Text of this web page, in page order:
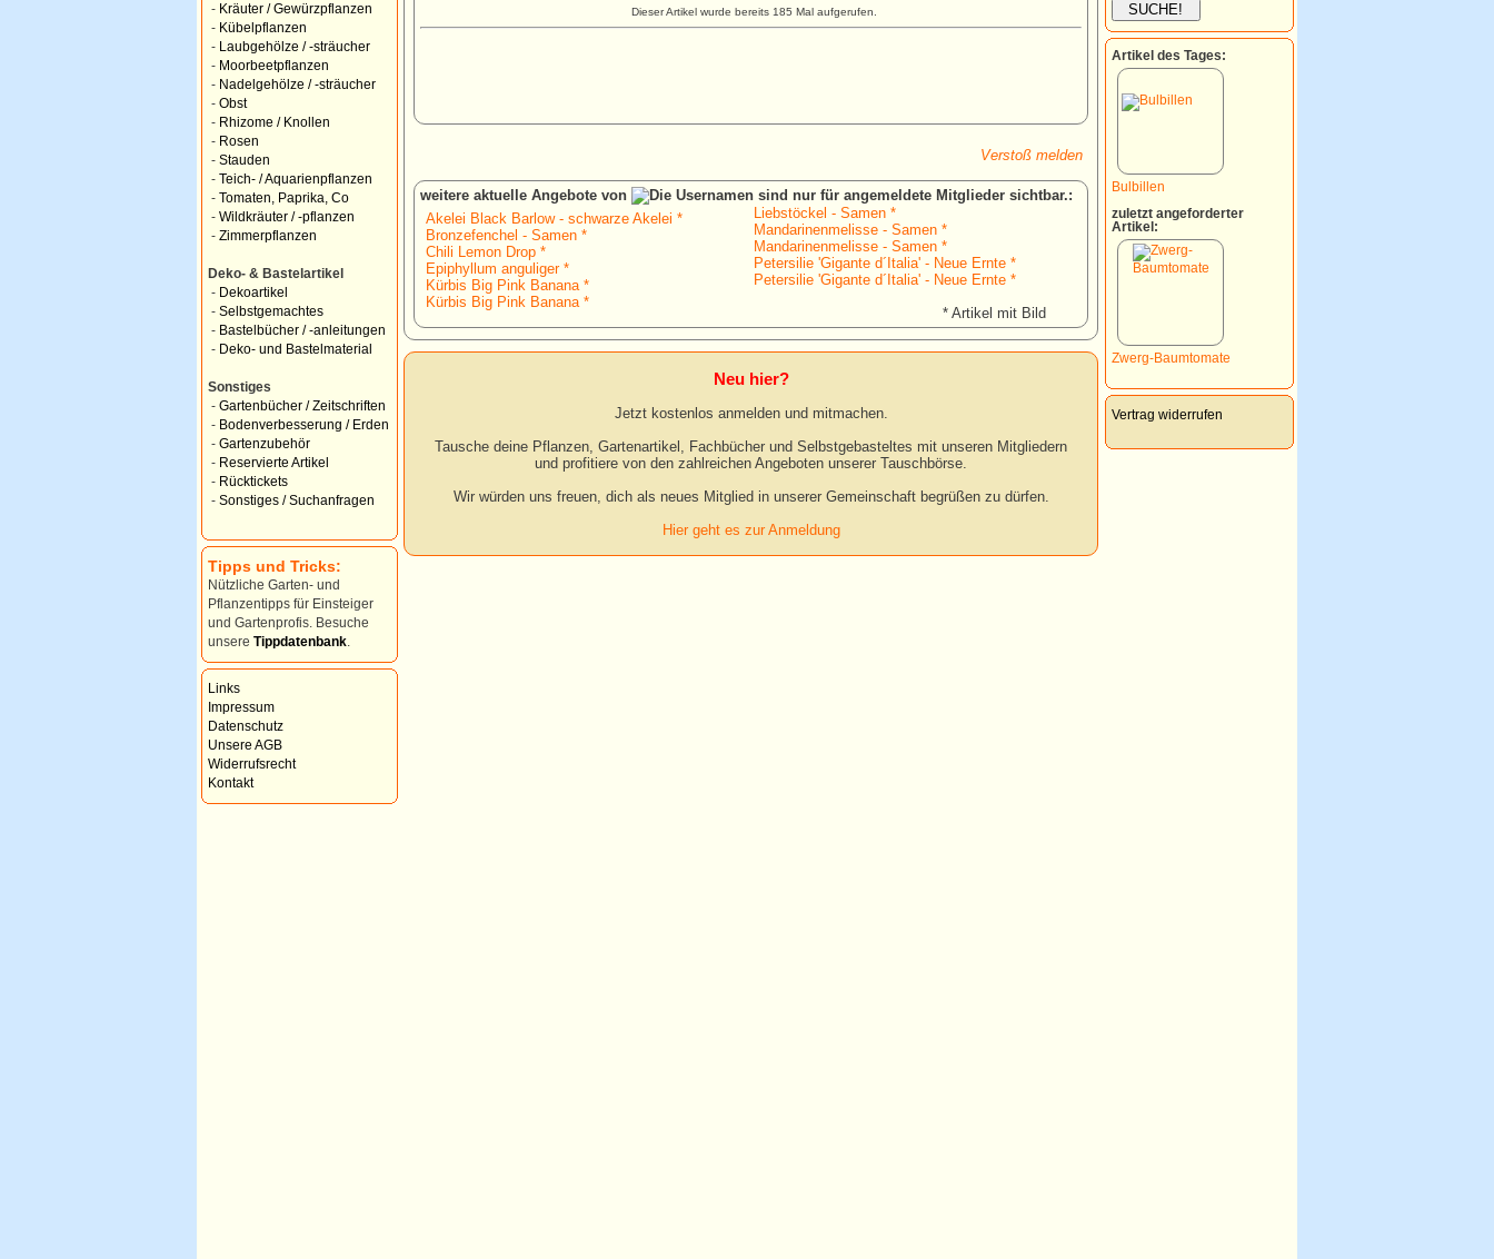
- Kräuter / Gewürzpflanzen
- Kübelpflanzen
-
Laubgehölze / -sträucher
- Moorbeetpflanzen
- Nadelgehölze / -sträucher
- Obst
- Rhizome / Knollen
- Rosen
- Stauden
- Teich- / Aquarienpflanzen
- Tomaten, Paprika, Co
- Wildkräuter / -pflanzen
- Zimmerpflanzen
Deko- & Bastelartikel
- Dekoartikel
- Selbstgemachtes
- Bastelbücher / -anleitungen
- Deko- und Bastelmaterial
Sonstiges
- Gartenbücher / Zeitschriften
- Bodenverbesserung / Erden
- Gartenzubehör
- Reservierte Artikel
- Rücktickets
- Sonstiges / Suchanfragen
Tipps und Tricks:
Nützliche Garten- und
Pflanzentipps für Einsteiger
und Gartenprofis. Besuche
unsere Tippdatenbank
Links
Impressum
Datenschutz
Unsere AGB
Widerrufsrecht
Kontakt
Dieser Artikel wurde bereits 185 Mal aufgerufen.
Verstoß melden
weitere aktuelle Angebote von
:
Akelei Black Barlow - schwarze Akelei *
Bronzefenchel - Samen *
Chili Lemon Drop *
Epiphyllum anguliger *
Kürbis Big Pink Banana *
Kürbis Big Pink Banana *
Liebstöckel - Samen *
Mandarinenmelisse - Samen *
Mandarinenmelisse - Samen *
Petersilie 'Gigante d´Italia' - Neue Ernte *
Petersilie 'Gigante d´Italia' - Neue Ernte *
* Artikel mit Bild
Neu hier?
Jetzt kostenlos anmelden und mitmachen.
Tausche deine Pflanzen, Gartenartikel, Fachbücher und Selbstgebasteltes mit unseren Mitgliedern
und profitiere von den zahlreichen Angeboten unserer Tauschbörse.
Wir würden uns freuen, dich als neues Mitglied in unserer Gemeinschaft begrüßen zu dürfen.
Hier geht es zur Anmeldung
Artikel des Tages:
Bulbillen
zuletzt angeforderter
Artikel:
Zwerg-Baumtomate
Vertrag widerrufen